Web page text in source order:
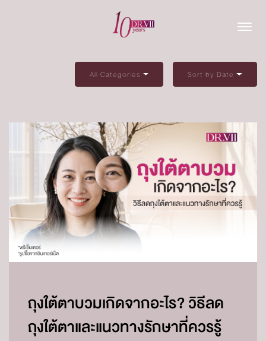
All Categories Sort by Date
ถุงใต้ตาบวมเกิดจากอะไร? วิธีลด
ถุงใต้ตาและแนวทางรักษาที่ควรรู้